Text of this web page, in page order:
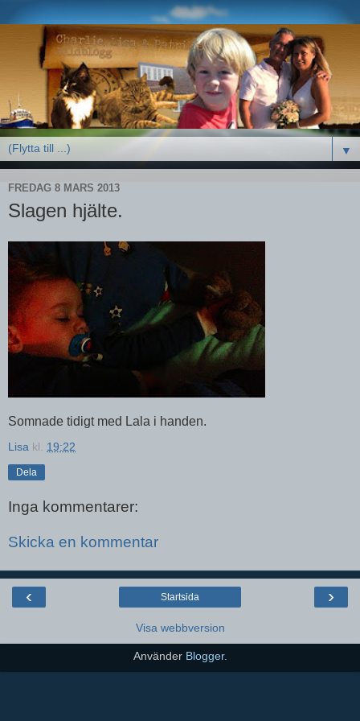
▼
FREDAG 8 MARS 2013
Slagen hjälte.
Somnade tidigt med Lala i handen.
Lisa kl. 19:22
Dela
Inga kommentarer:
Skicka en kommentar
‹ ›
Startsida
Visa webbversion
Använder Blogger.